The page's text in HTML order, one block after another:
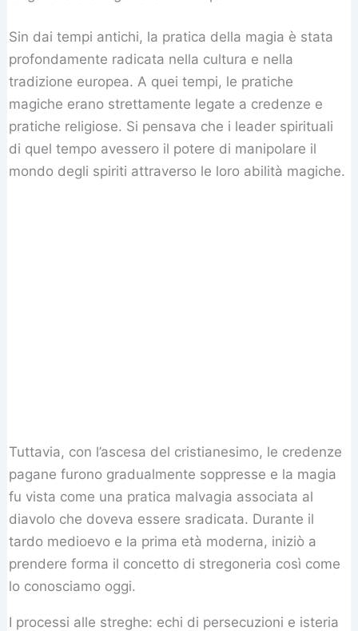
Sin dai tempi antichi, la pratica della magia è stata
profondamente radicata nella cultura e nella
tradizione europea. A quei tempi, le pratiche
magiche erano strettamente legate a credenze e
pratiche religiose. Si pensava che i leader spirituali
di quel tempo avessero il potere di manipolare il
mondo degli spiriti attraverso le loro abilità magiche.
Tuttavia, con l’ascesa del cristianesimo, le credenze
pagane furono gradualmente soppresse e la magia
fu vista come una pratica malvagia associata al
diavolo che doveva essere sradicata. Durante il
tardo medioevo e la prima età moderna, iniziò a
prendere forma il concetto di stregoneria così come
lo conosciamo oggi.
I processi alle streghe: echi di persecuzioni e isteria